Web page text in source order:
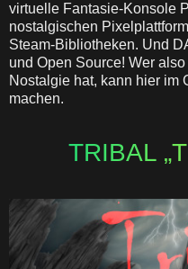
virtuelle Fantasie-Konsole
nostalgischen
Steam-Bibliotheken. Und
und Open Source! Wer
Nostalgie hat, kann hier im
machen.
TRIBAL